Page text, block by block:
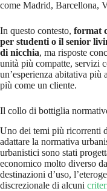
come Madrid, Barcellona,
In questo contesto, format
per studenti o il senior
di nicchia, ma risposte
unità più compatte, servizi
un’esperienza abitativa più
più come un cliente.
Il collo di bottiglia
Uno dei temi più ricorrenti
adattare la normativa
urbanistici sono stati
economico molto diverso
destinazioni d’uso,
discrezionale di alcuni